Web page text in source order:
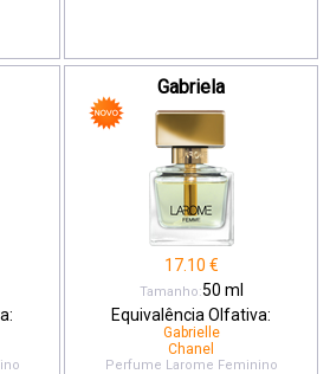
Gabriela
17.10 €
Tamanho:50 ml
Equivalência Olfativa:
Gabrielle
Chanel
Perfume Larome Feminino